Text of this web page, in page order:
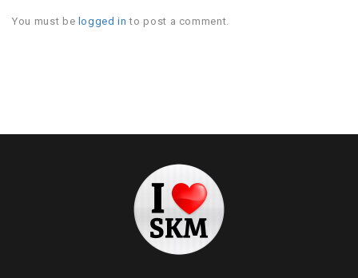
You must be logged in to post a comment.